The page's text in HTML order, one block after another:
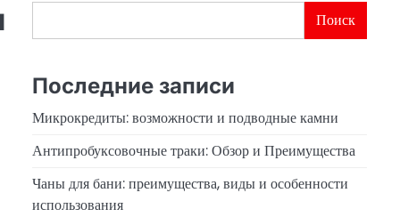
Поиск
Последние записи
Микрокредиты: возможности и подводные камни
Антипробуксовочные траки: Обзор и Преимущества
Чаны для бани: преимущества, виды и особенности
использования